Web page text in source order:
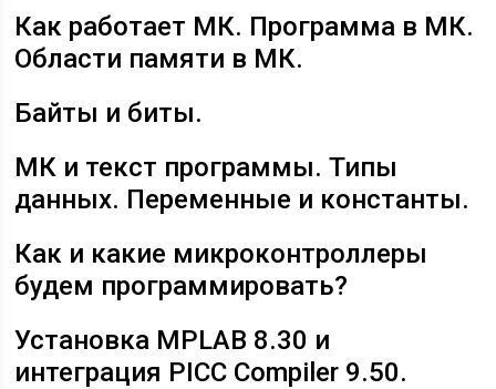
Как работает МК. Программа в МК.
Области памяти в МК.
Байты и биты.
МК и текст программы. Типы
данных. Переменные и константы.
Как и какие микроконтроллеры
будем программировать?
Установка MPLAB 8.30 и
интеграция PICC Compiler 9.50.